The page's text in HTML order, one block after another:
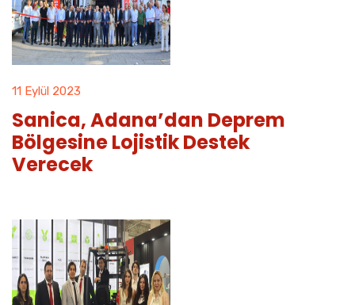
11 Eylül 2023
Sanica, Adana’dan Deprem
Bölgesine Lojistik Destek
Verecek